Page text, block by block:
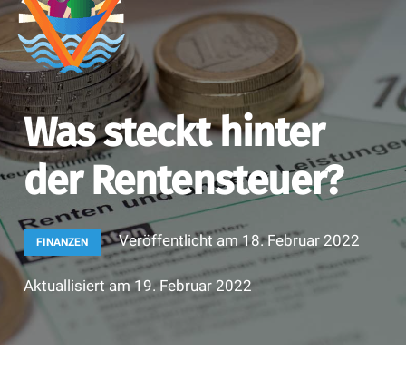
Was steckt hinter
der Rentensteuer?
FINANZEN Veröffentlicht am18. Februar 2022
Aktuallisiert am 19. Februar 2022